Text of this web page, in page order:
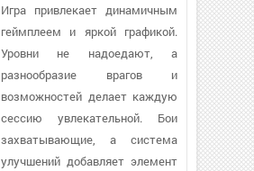
Игра привлекает динамичным
геймплеем и яркой графикой.
Уровни не надоедают, а
разнообразие врагов и
возможностей делает каждую
сессию увлекательной. Бои
захватывающие, а система
улучшений добавляет элемент